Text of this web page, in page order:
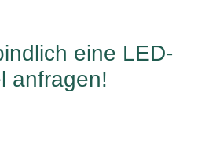
eine LED-
anfragen!